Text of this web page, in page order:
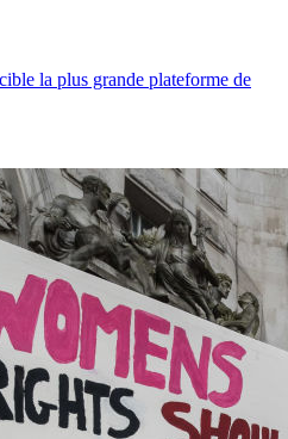
la plus grande plateforme de